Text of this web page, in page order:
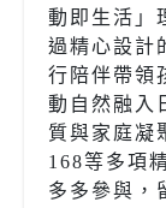
動即生活」
過精心設計
行陪伴帶領
動自然融入
質與家庭凝
168等多項
多多參與，